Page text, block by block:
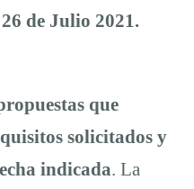
26 de Julio 2021.
que
solicitados y
indicada. La